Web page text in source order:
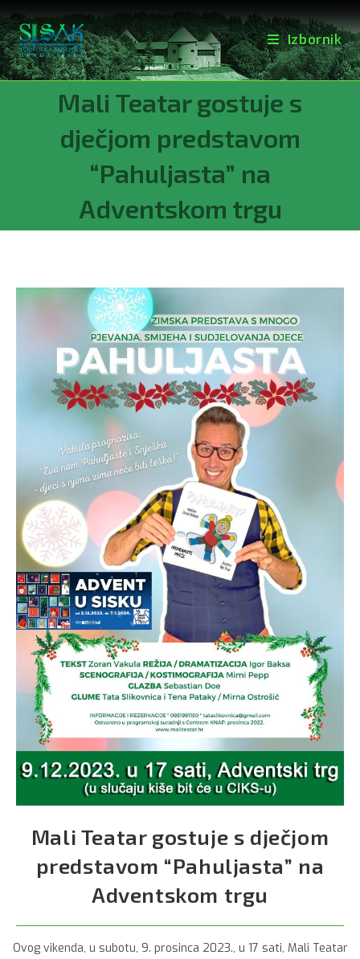
Izbornik
Mali Teatar gostuje s
dječjom predstavom
“Pahuljasta” na
Adventskom trgu
Mali Teatar gostuje s dječjom
predstavom “Pahuljasta” na
Adventskom trgu
Ovog vikenda, u subotu, 9. prosinca 2023., u 17 sati, Mali Teatar